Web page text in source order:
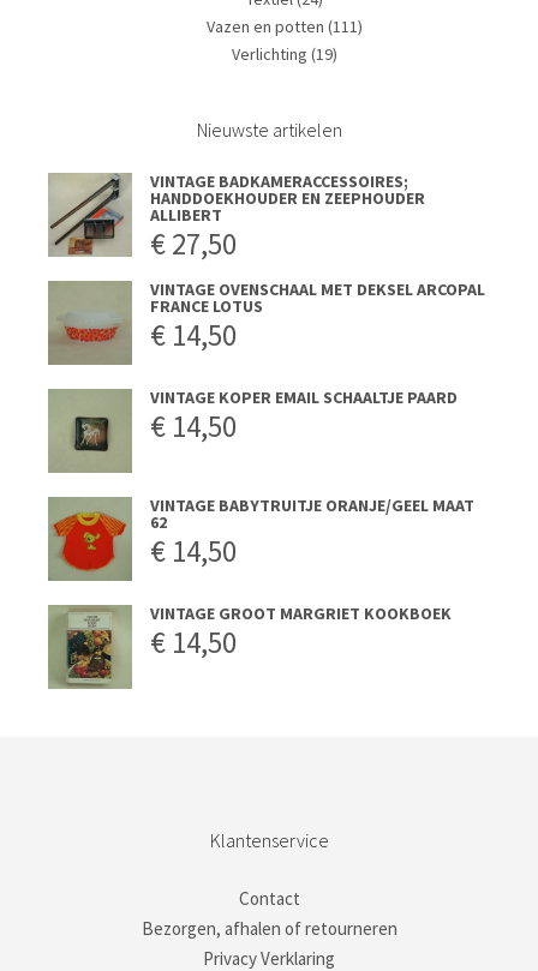
Vazen en potten (111)
Verlichting (19)
Nieuwste artikelen
VINTAGE BADKAMERACCESSOIRES;
HANDDOEKHOUDER EN ZEEPHOUDER
ALLIBERT
€27,50
VINTAGE OVENSCHAAL MET DEKSEL ARCOPAL
FRANCE LOTUS
€ 14,50
VINTAGE KOPER EMAIL SCHAALTJE PAARD
€ 14,50
VINTAGE BABYTRUITJE ORANJE/GEEL MAAT
62
€ 14,50
VINTAGE GROOT MARGRIET KOOKBOEK
€ 14,50
Klantenservice
Contact
Bezorgen, afhalen of retourneren
Privacy Verklaring